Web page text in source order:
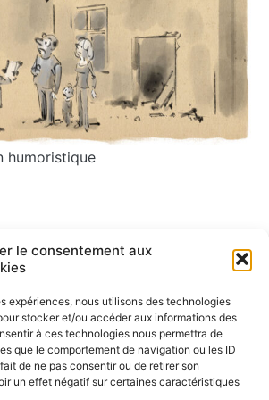
le consentement aux
expériences, nous utilisons des technologies
stocker et/ou accéder aux informations des
à ces technologies nous permettra de
que le comportement de navigation ou les ID
de ne pas consentir ou de retirer son
un effet négatif sur certaines caractéristiques
humoristique
ARTICLE SUIVANT
Accident du travail